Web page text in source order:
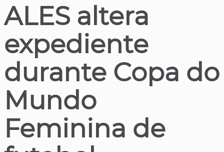
ALES altera
expediente
durante Copa do
Mundo
Feminina de